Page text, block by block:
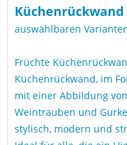
Küchenrückwand
auswählbaren
Früchte
Küchenrückwand, im
mit einer Abbildung
Weintrauben und
stylisch, modern und